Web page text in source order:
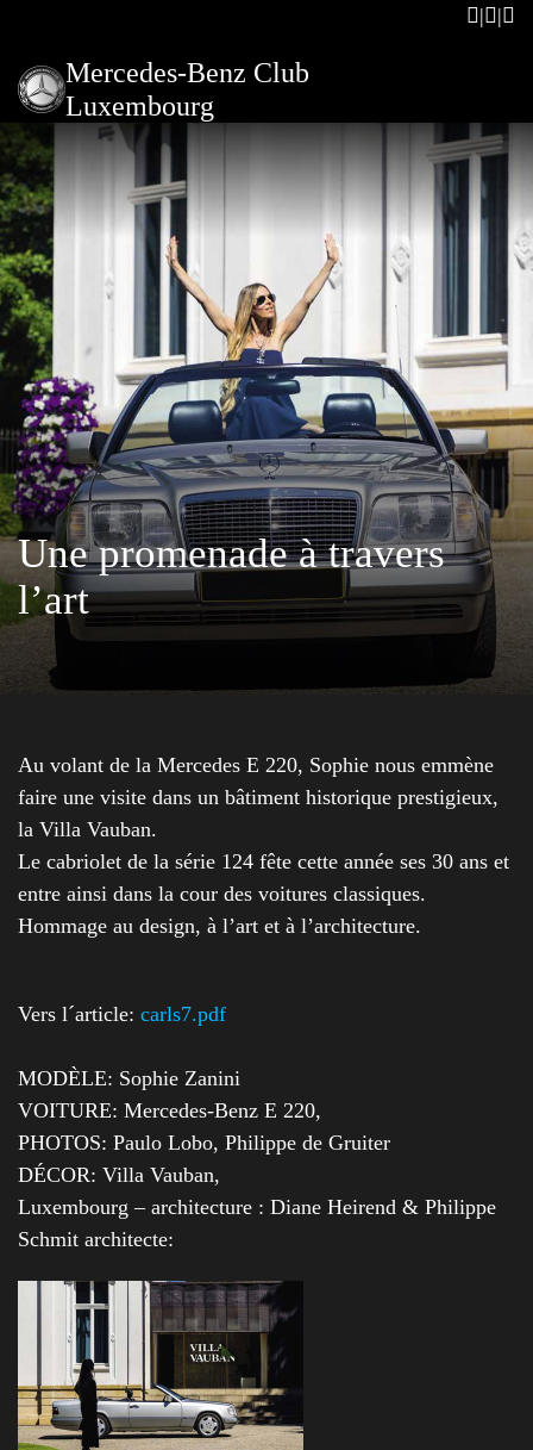
Mercedes-Benz Club
Luxembourg
Une promenade à travers
l’art
Au volant de la Mercedes E 220, Sophie nous emmène
faire une visite dans un bâtiment historique prestigieux,
la Villa Vauban.
Le cabriolet de la série 124 fête cette année ses 30 ans et
entre ainsi dans la cour des voitures classiques.
Hommage au design, à l’art et à l’architecture.
Vers l´article: carls7.pdf
MODÈLE: Sophie Zanini
VOITURE: Mercedes-Benz E 220,
PHOTOS: Paulo Lobo, Philippe de Gruiter
DÉCOR: Villa Vauban,
Luxembourg – architecture : Diane Heirend & Philippe
Schmit architecte: